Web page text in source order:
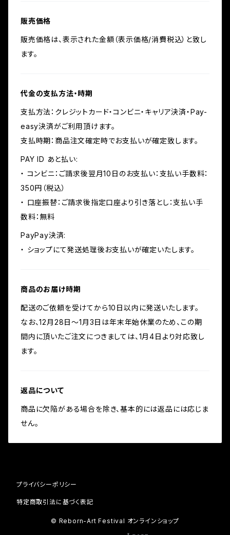
販売価格
販売価格は、表示された金額（表示価格/消費税込）と致し
ます。
代金の支払方法・時期
支払方法：クレジットカード・コンビニ・キャリア決済・Pay-
easy決済がご利用頂けます。
支払時期：商品注文確定時でお支払いが確定致します。
PAY ID あと払い:
・ コンビニ：ご請求後翌月10日のお支払い：支払い手数料：
350円（税込）
・ 口座振替：ご請求後指定口座より引き落とし：支払い手
数料：無料
PayPay決済:
・ ショップにて発送処理後お支払いが確定いたします。
商品のお届け時期
配送のご依頼を受けてから10日以内に発送いたします。
なお、12月28日〜1月3日は年末年始休業のため、この期
間内に頂いたご注文につきましては、1月4日より対応致し
ます。
返品について
商品に欠陥がある場合を除き、基本的には返品には応じま
せん。
プライバシーポリシー
特定商取引法に基づく表記
© Reborn-Art Festival オンラインショップ